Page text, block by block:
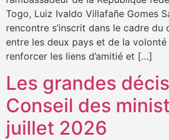
Togo, Luiz Ivaldo Villafañe Gomes
rencontre s’inscrit dans le cadre du
entre les deux pays et de la
renforcer les liens d’amitié et […]
Les grandes
Conseil des
juillet 2026